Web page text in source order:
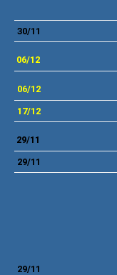
30/11
06/12
06/12
17/12
29/11
29/11
29/11